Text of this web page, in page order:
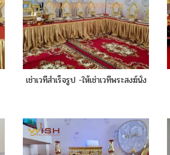
เช่าเวทีสำเร็จรูป -ให้เช่าเวทีพระสงฆ์นั่ง